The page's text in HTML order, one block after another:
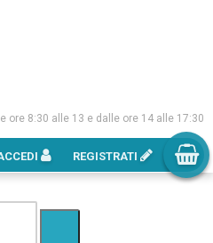
ore 8:30 alle 13 e dalle ore 14 alle 17:30
REGISTRATI